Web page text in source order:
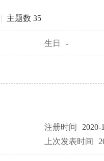
| 主题数 35
生日 -
注册时间
2020-
上次发表时间